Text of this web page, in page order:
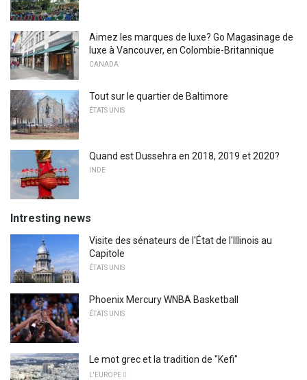
Aimez les marques de luxe? Go Magasinage de
luxe à Vancouver, en Colombie-Britannique
CANADA
Tout sur le quartier de Baltimore
ÉTATS UNIS
Quand est Dussehra en 2018, 2019 et 2020?
INDE
Intresting news
Visite des sénateurs de l'État de l'Illinois au
Capitole
ÉTATS UNIS
Phoenix Mercury WNBA Basketball
ÉTATS UNIS
Le mot grec et la tradition de "Kefi"
L'EUROPE 